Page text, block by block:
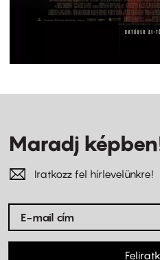
Maradj
Iratkozz fel hírlevelünkre!